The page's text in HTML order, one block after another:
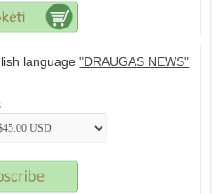
language"DRAUGAS NEWS"